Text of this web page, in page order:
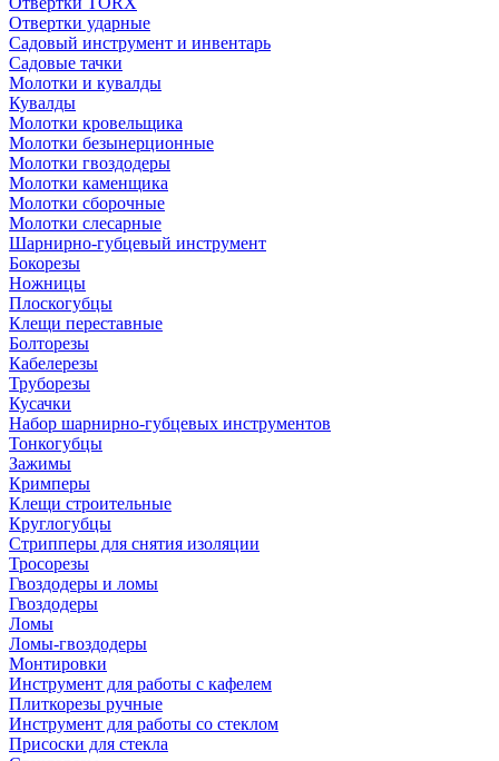
Отвертки ударные
Садовый инструмент и инвентарь
Садовые тачки
Молотки и кувалды
Кувалды
Молотки кровельщика
Молотки безынерционные
Молотки гвоздодеры
Молотки каменщика
Молотки сборочные
Молотки слесарные
Шарнирно-губцевый инструмент
Бокорезы
Ножницы
Плоскогубцы
Клещи переставные
Болторезы
Кабелерезы
Труборезы
Кусачки
Набор шарнирно-губцевых инструментов
Тонкогубцы
Зажимы
Кримперы
Клещи строительные
Круглогубцы
Стрипперы для снятия изоляции
Тросорезы
Гвоздодеры и ломы
Гвоздодеры
Ломы
Ломы-гвоздодеры
Монтировки
Инструмент для работы с кафелем
Плиткорезы ручные
Инструмент для работы со стеклом
Присоски для стекла